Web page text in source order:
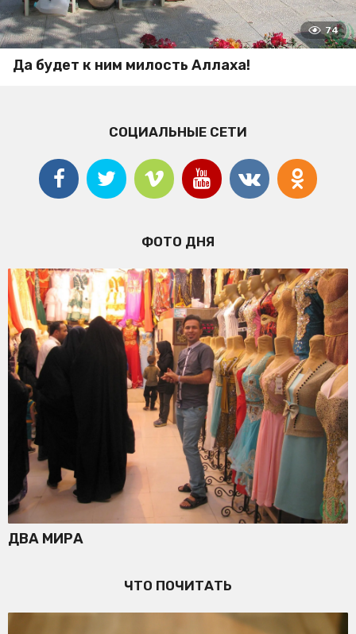
74
Да будет к ним милость Аллаха!
СОЦИАЛЬНЫЕ СЕТИ
ФОТО ДНЯ
ДВА МИРА
ЧТО ПОЧИТАТЬ